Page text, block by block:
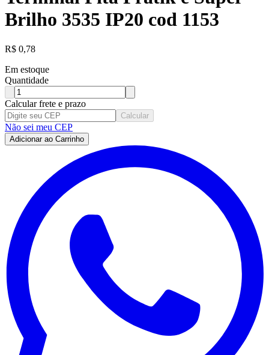
Brilho 3535 IP20 cod 1153
R$ 0,78
Em estoque
Quantidade
Calcular frete e prazo
Calcular
Não sei meu CEP
Adicionar ao Carrinho